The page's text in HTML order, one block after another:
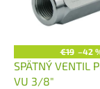
€19 –42
SPÄTNÝ VENTIL
VU 3/8"